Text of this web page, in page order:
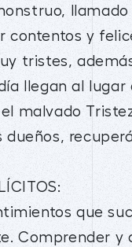
contentos y
tristes,
llegan al
malvado
dueños,
que
Comprender y